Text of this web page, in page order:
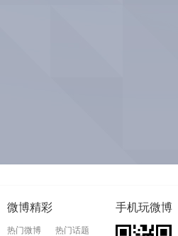
微博精彩
热门微博 热门话题
手机玩微博